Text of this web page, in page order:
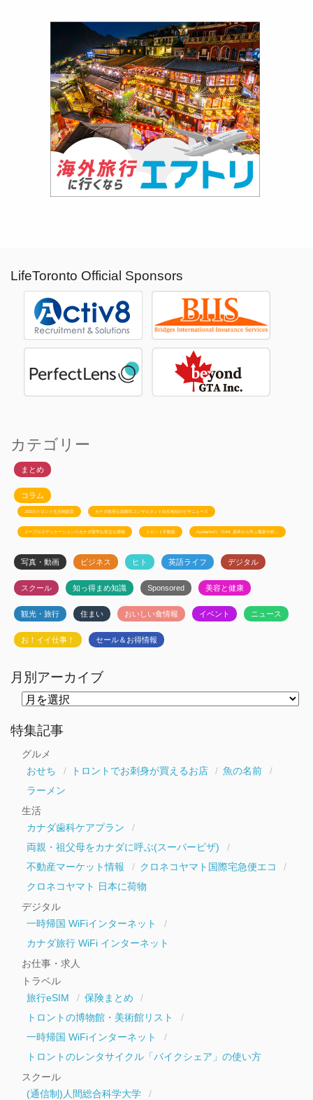
LifeToronto Official Sponsors
カテゴリー
まとめ
コラム
JSSのトロント生活相談室 カナダ政府公認移民コンサルタント白石有紀のビザニュース
メープルエデュケーションのカナダ留学お役立ち情報 トロント不動産 Ayudanteの「GA4: 基本から学ぶ最新分析」
写真・動画 ビジネス ヒト 英語ライフ デジタル
スクール 知っ得まめ知識 Sponsored 美容と健康
観光・旅行 住まい おいしい食情報 イベント ニュース
お！イイ仕事！ セール＆お得情報
月別アーカイブ
ー
カ
特集記事
グルメ
おせち
トロントでお刺身が買えるお店
魚の名前
ラーメン
生活
カナダ歯科ケアプラン
両親・祖父母をカナダに呼ぶ(スーパービザ)
不動産マーケット情報
クロネコヤマト国際宅急便エコ
クロネコヤマト 日本に荷物
デジタル
一時帰国 WiFiインターネット
カナダ旅行 WiFi インターネット
お仕事・求人
トラベル
旅行eSIM
保険まとめ
トロントの博物館・美術館リスト
一時帰国 WiFiインターネット
トロントのレンタサイクル「バイクシェア」の使い方
スクール
(通信制)人間総合科学大学